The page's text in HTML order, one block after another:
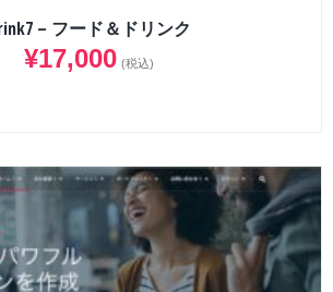
– フード＆ドリンク
¥17,000 (税込)